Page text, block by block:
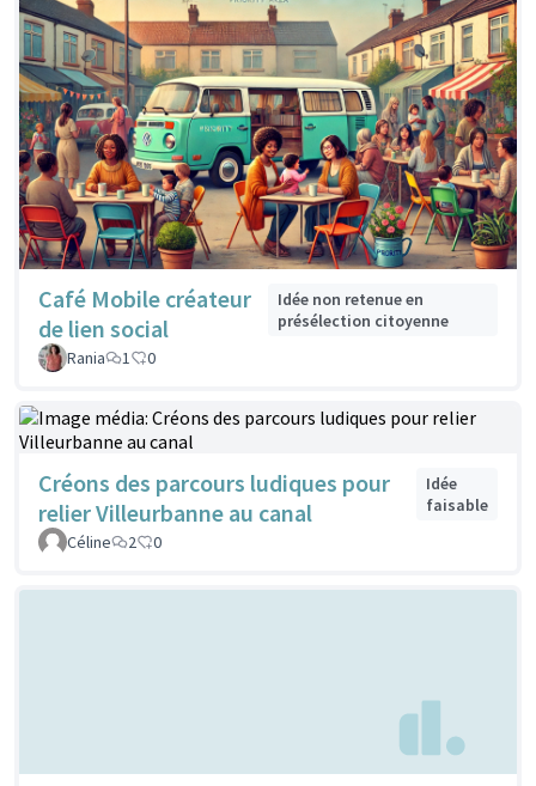
Café Mobile créateur
de lien social
Idée non retenue en
présélection citoyenne
Rania
1 0
Créons des parcours ludiques pour
relier Villeurbanne au canal
Idée
faisable
Céline
2 0